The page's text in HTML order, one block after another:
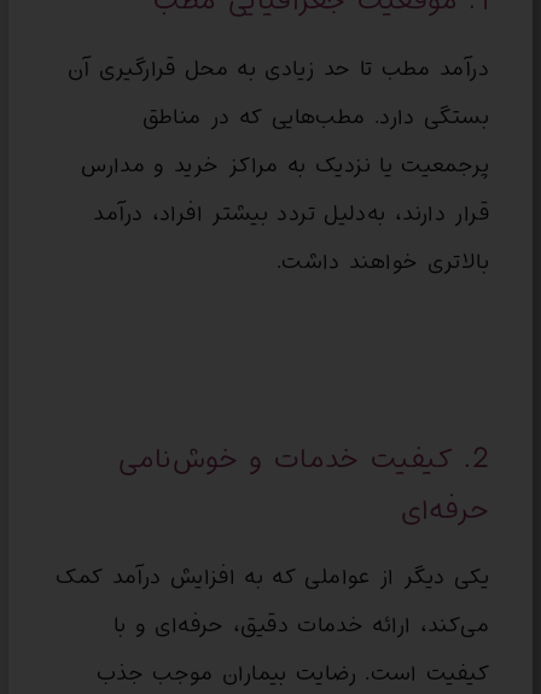
درآمد مطب تا حد زیادی به محل قرارگیری آن
بستگی دارد. مطب‌هایی که در مناطق
پرجمعیت یا نزدیک به مراکز خرید و مدارس
قرار دارند، به‌دلیل تردد بیشتر افراد، درآمد
بالاتری خواهند داشت.
2. کیفیت خدمات و خوش‌نامی
حرفه‌ای
یکی دیگر از عواملی که به افزایش درآمد کمک
می‌کند، ارائه خدمات دقیق، حرفه‌ای و با
کیفیت است. رضایت بیماران موجب جذب